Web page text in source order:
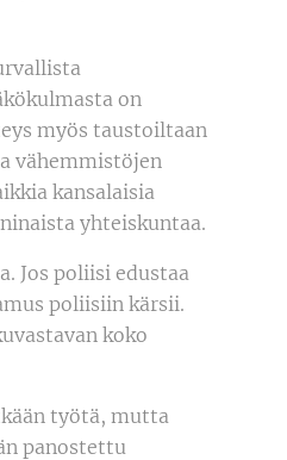
on
myös taustoiltaan
vähemmistöjen
kansalaisia
yhteiskuntaa.
Jos poliisi edustaa
poliisiin kärsii.
koko
työtä, mutta
panostettu